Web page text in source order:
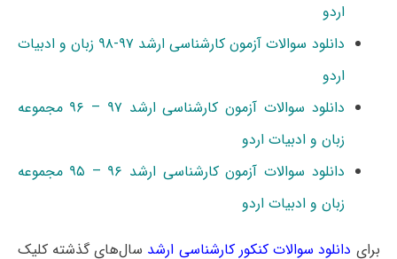
اردو
دانلود سوالات آزمون کارشناسی ارشد ۹۷-۹۸ زبان و ادبیات
اردو
دانلود سوالات آزمون کارشناسی ارشد ۹۷ – ۹۶ مجموعه
زبان و ادبیات اردو
دانلود سوالات آزمون کارشناسی ارشد ۹۶ – ۹۵ مجموعه
زبان و ادبیات اردو
برای دانلود سوالات کنکور کارشناسی ارشد سال‌های گذشته کلیک